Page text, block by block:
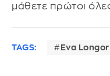
μάθετε πρώτοι όλες
TAGS: Eva